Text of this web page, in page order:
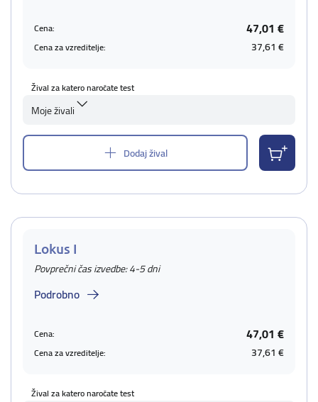
Cena: 47,01 €
Cena za vzreditelje: 37,61 €
Žival za katero naročate test
Moje živali
Dodaj žival
Lokus I
Povprečni čas izvedbe: 4-5 dni
Podrobno
Cena: 47,01 €
Cena za vzreditelje: 37,61 €
Žival za katero naročate test